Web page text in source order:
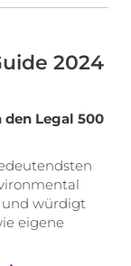
2024
Legal 500
und würdigt
eigene